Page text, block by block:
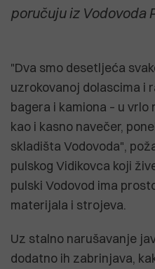
poručuju iz Vodovoda
"Dva smo desetljeća
uzrokovanoj dolascima i
bagera i kamiona – u
kao i kasno navečer,
skladišta Vodovoda",
pulskog Vidikovca koji
pulski Vodovod ima
materijala i strojeva.
Uz stalno narušavanje
dodatno ih zabrinjava,